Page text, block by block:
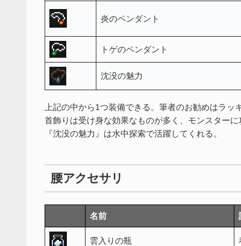
炎のペンダント
トゲのペンダント
沈没の魅力
上記の中から1つ装備できる。筆者のお勧めはラッ
首飾りは受け身な効果なものが多く、モンスターに
『沈没の魅力』は水中探索で活躍してくれる。
腰アクセサリ
名前
雲入りの瓶